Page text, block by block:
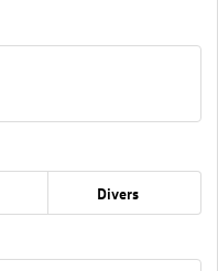
Divers